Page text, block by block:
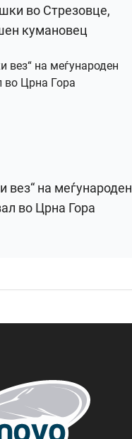
во Стрезовце,
кумановец
вез“ на меѓународен
во Црна Гора